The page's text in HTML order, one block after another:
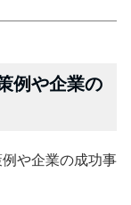
例や企業の
や企業の成功事